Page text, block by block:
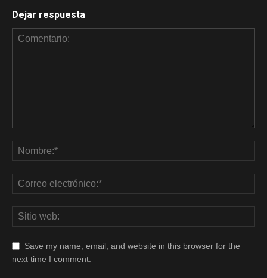
Dejar respuesta
Save my name, email, and website in this browser for the
next time I comment.